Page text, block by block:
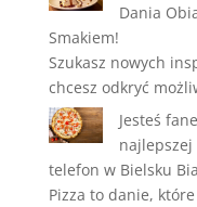
Dania
Smakiem!
Szukasz nowych
chcesz odkryć
Jesteś
telefon w Bielsku
Pizza to danie,